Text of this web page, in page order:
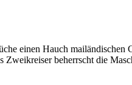
einen Hauch mailändischen
beherrscht die